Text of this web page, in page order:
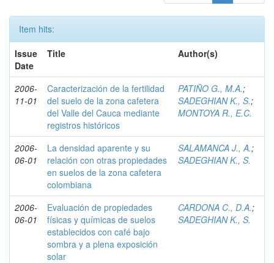
Item hits:
Issue
Date
Title Author(s)
2006-
11-01
Caracterización de la fertilidad
del suelo de la zona cafetera
del Valle del Cauca mediante
registros históricos
PATIÑO G., M.A.;
SADEGHIAN K., S.;
MONTOYA R., E.C.
2006-
06-01
La densidad aparente y su
relación con otras propiedades
en suelos de la zona cafetera
colombiana
SALAMANCA J., A.;
SADEGHIAN K., S.
2006-
06-01
Evaluación de propiedades
físicas y químicas de suelos
establecidos con café bajo
sombra y a plena exposición
solar
CARDONA C., D.A.;
SADEGHIAN K., S.